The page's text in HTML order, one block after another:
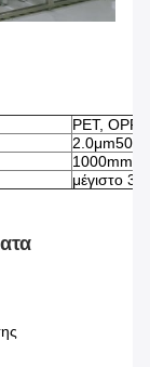
PET, OPP,
μέγιστο